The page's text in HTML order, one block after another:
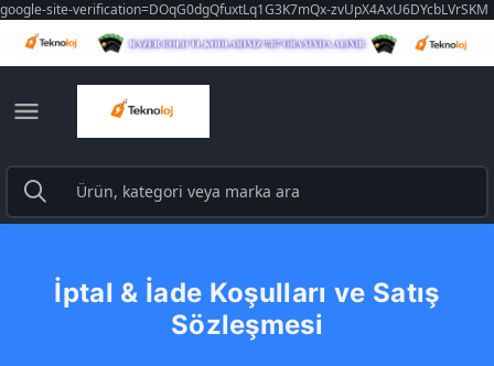
google-site-verification=DOqG0dgQfuxtLq1G3K7mQx-zvUpX4AxU6DYcbLVrSKM
İptal & İade Koşulları ve Satış
Sözleşmesi